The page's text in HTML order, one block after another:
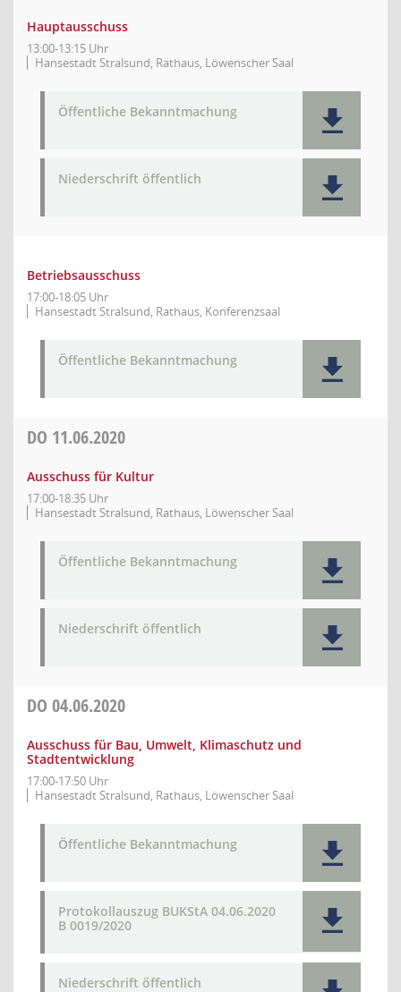
Hauptausschuss
13:00-13:15 Uhr
Hansestadt Stralsund, Rathaus, Löwenscher Saal
Öffentliche Bekanntmachung
Niederschrift öffentlich
Betriebsausschuss
17:00-18:05 Uhr
Hansestadt Stralsund, Rathaus, Konferenzsaal
Öffentliche Bekanntmachung
DO 11.06.2020
Ausschuss für Kultur
17:00-18:35 Uhr
Hansestadt Stralsund, Rathaus, Löwenscher Saal
Öffentliche Bekanntmachung
Niederschrift öffentlich
DO 04.06.2020
Ausschuss für Bau, Umwelt, Klimaschutz und
Stadtentwicklung
17:00-17:50 Uhr
Hansestadt Stralsund, Rathaus, Löwenscher Saal
Öffentliche Bekanntmachung
Protokollauszug BUKStA 04.06.2020
B 0019/2020
Niederschrift öffentlich